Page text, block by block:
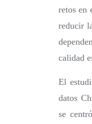
retos en
reducir
calidad
El
datos
se